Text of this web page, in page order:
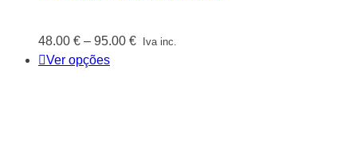
48.00 € – 95.00 €Price
Iva inc.
Ver opções